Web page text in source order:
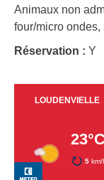
Animaux non
four/micro ondes,
Réservation : Y